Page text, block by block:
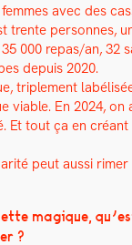
avec des
trente per­son­nes,
000 repas/an, 32
depuis 2020.
triple­ment
viable. En 2024,
Et tout ça en
peut aus­si
mag­ique,
?